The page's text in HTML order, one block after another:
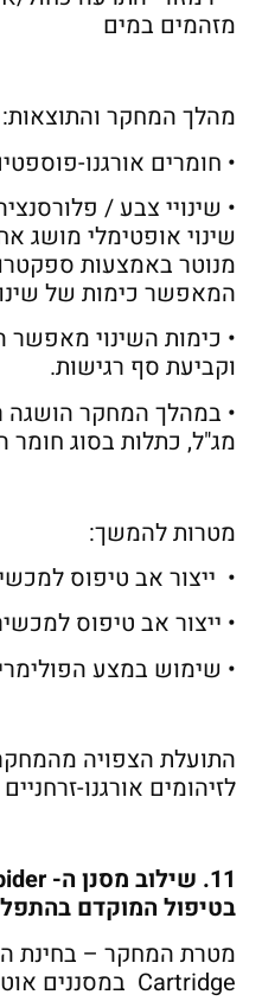
מזהמים במים
מהלך המחקר והתוצאות:
• חומרים אורגנו-
• שינויי צבע /
שינוי אופטימלי מושג
מנוטר באמצעות
המאפשר כימות של
• כימות השינוי מאפשר
וקביעת סף רגישות.
מג"ל, כתלות בסוג חומר
מטרות להמשך:
• ייצור אב טיפוס
• ייצור אב טיפוס
• שימוש במצע
התועלת הצפויה
לזיהומים אורגנו-זרחניים
בטיפול המוקדם
מטרת המחקר – בחינת
Cartridge במסננים אוטומטיים